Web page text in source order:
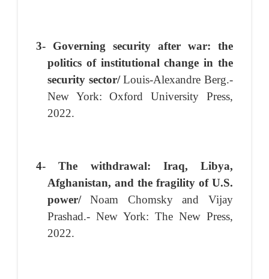
3- Governing security after war: the
politics of institutional change in the
security sector/Louis-Alexandre Berg.-
New York: Oxford University Press,
2022.
4- The withdrawal: Iraq, Libya,
Afghanistan, and the fragility of U.S.
power/Noam Chomsky and Vijay
Prashad.- New York: The New Press,
2022.